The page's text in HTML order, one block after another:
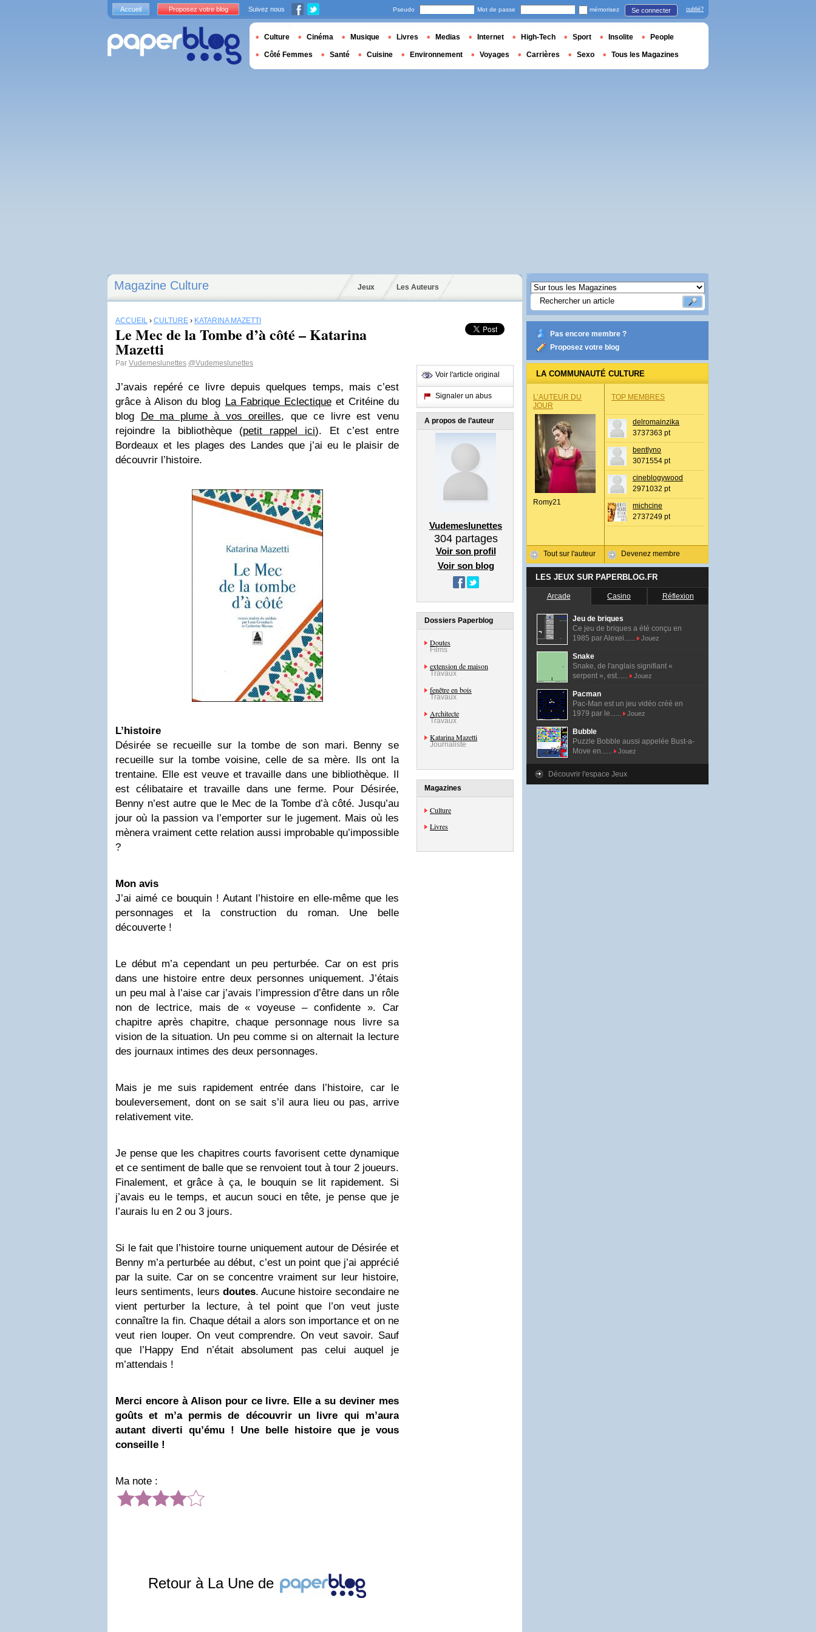
Magazine Culture Jeux Les Auteurs
ACCUEIL › CULTURE › KATARINA MAZETTI
Le Mec de la Tombe d’à côté – Katarina
Mazetti
Par Vudemeslunettes @Vudemeslunettes
J’avais repéré ce livre depuis quelques temps, mais c’est
grâce à Alison du blog La Fabrique Eclectiqueet Critéine du
blog De ma plume à vos oreilles, que ce livre est venu
rejoindre la bibliothèque (petit rappel ici). Et c’est entre
Bordeaux et les plages des Landes que j’ai eu le plaisir de
découvrir l’histoire.
L’histoire
Désirée se recueille sur la tombe de son mari. Benny se
recueille sur la tombe voisine, celle de sa mère. Ils ont la
trentaine. Elle est veuve et travaille dans une bibliothèque. Il
est célibataire et travaille dans une ferme. Pour Désirée,
Benny n’est autre que le Mec de la Tombe d’à côté. Jusqu’au
jour où la passion va l’emporter sur le jugement. Mais où les
mènera vraiment cette relation aussi improbable qu’impossible
?
Mon avis
J’ai aimé ce bouquin ! Autant l’histoire en elle-même que les
personnages et la construction du roman. Une belle
découverte !
Le début m’a cependant un peu perturbée. Car on est pris
dans une histoire entre deux personnes uniquement. J’étais
un peu mal à l’aise car j’avais l’impression d’être dans un rôle
non de lectrice, mais de « voyeuse – confidente ». Car
chapitre après chapitre, chaque personnage nous livre sa
vision de la situation. Un peu comme si on alternait la lecture
des journaux intimes des deux personnages.
Mais je me suis rapidement entrée dans l’histoire, car le
bouleversement, dont on se sait s’il aura lieu ou pas, arrive
relativement vite.
Je pense que les chapitres courts favorisent cette dynamique
et ce sentiment de balle que se renvoient tout à tour 2 joueurs.
Finalement, et grâce à ça, le bouquin se lit rapidement. Si
j’avais eu le temps, et aucun souci en tête, je pense que je
l’aurais lu en 2 ou 3 jours.
Si le fait que l’histoire tourne uniquement autour de Désirée et
Benny m’a perturbée au début, c’est un point que j’ai apprécié
par la suite. Car on se concentre vraiment sur leur histoire,
leurs sentiments, leurs doutes. Aucune histoire secondaire ne
vient perturber la lecture, à tel point que l’on veut juste
connaître la fin. Chaque détail a alors son importance et on ne
veut rien louper. On veut comprendre. On veut savoir. Sauf
que l’Happy End n’était absolument pas celui auquel je
m’attendais !
Merci encore à Alison pour ce livre. Elle a su deviner mes
goûts et m’a permis de découvrir un livre qui m’aura
autant diverti qu’ému ! Une belle histoire que je vous
conseille !
Ma note :
Retour à La Une de
Voir l'article original
Signaler un abus
A propos de l’auteur
Vudemeslunettes
304partages
Voir son profil
Voir son blog
Dossiers Paperblog
Doutes
Films
extension de maison
Travaux
fenêtre en bois
Travaux
Architecte
Travaux
Katarina Mazetti
Journaliste
Magazines
Culture
Livres
Pas encore membre ?
Proposez votre blog
LA COMMUNAUTÉ CULTURE
L’AUTEUR DU
JOUR
Romy21
Tout sur l'auteur
TOP MEMBRES
delromainzika
3737363 pt
bentlyno
3071554 pt
cineblogywood
2971032 pt
michcine
2737249 pt
Devenez membre
LES JEUX SUR PAPERBLOG.FR
Arcade Casino Réflexion
Jeu de briques
Ce jeu de briques a été conçu en
1985 par Alexei......
Jouez
Snake
Snake, de l'anglais signifiant «
serpent », est......
Jouez
Pacman
Pac-Man est un jeu vidéo créé en
1979 par le......
Jouez
Bubble
Puzzle Bobble aussi appelée Bust-a-
Move en......
Jouez
Découvrir l'espace Jeux
Accueil Proposez votre blog Suivez nous Pseudo Mot de passe mémorisez Se connecter oublié?
Culture Cinéma Musique Livres Medias Internet High-Tech Sport Insolite People
Côté Femmes Santé Cuisine Environnement Voyages Carrières Sexo Tous les Magazines